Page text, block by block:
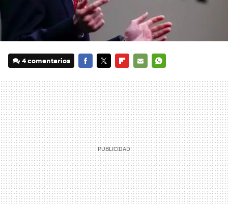
4 comentarios
MAIL